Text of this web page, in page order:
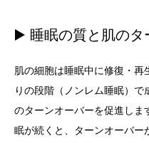
▶️ 睡眠の質と肌のタ
肌の細胞は睡眠中に修復・
りの段階（ノンレム睡眠）
のターンオーバーを促進しま
眠が続くと、ターンオーバー